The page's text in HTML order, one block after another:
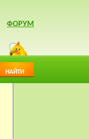
ФОРУМ
НАЙТИ